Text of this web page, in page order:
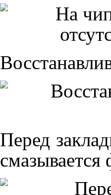
Перед